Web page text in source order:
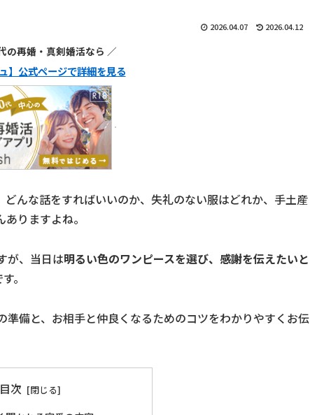
2026.04.07 2026.04.12
の再婚・真剣婚活なら ／
】公式ページで詳細を見る
んな話をすればいいのか、失礼のない服はどれか、手土産
りますよね。
が、当日は明るい色のワンピースを選び、感謝を伝えたいと
。
備と、お相手と仲良くなるためのコツをわかりやすくお伝
目次